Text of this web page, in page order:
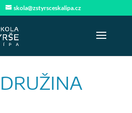
skola@zstyrsceskalipa.cz